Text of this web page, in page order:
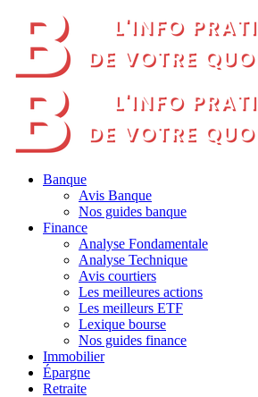
Banque
Avis Banque
Nos guides banque
Finance
Analyse Fondamentale
Analyse Technique
Avis courtiers
Les meilleures actions
Les meilleurs ETF
Lexique bourse
Nos guides finance
Immobilier
Épargne
Retraite